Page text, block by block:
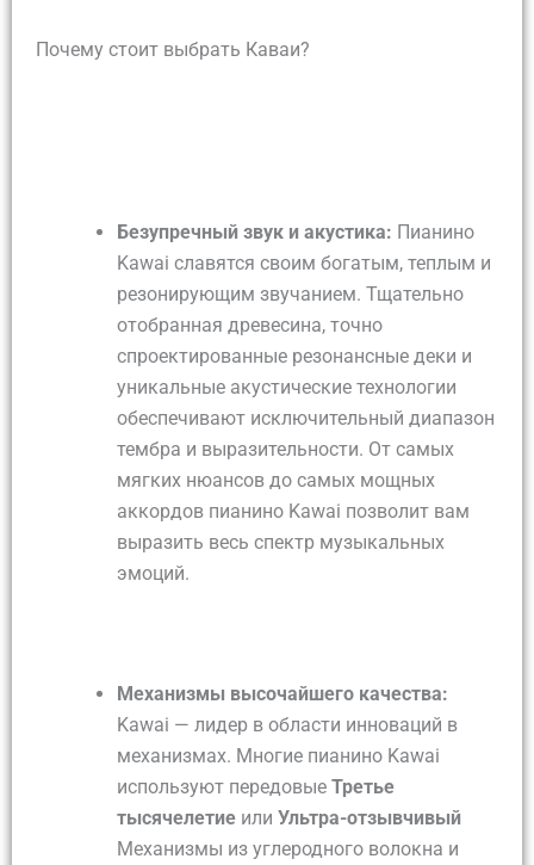
Почему стоит выбрать Каваи?
Безупречный звук и акустика: Пианино
Kawai славятся своим богатым, теплым и
резонирующим звучанием. Тщательно
отобранная древесина, точно
спроектированные резонансные деки и
уникальные акустические технологии
обеспечивают исключительный диапазон
тембра и выразительности. От самых
мягких нюансов до самых мощных
аккордов пианино Kawai позволит вам
выразить весь спектр музыкальных
эмоций.
Механизмы высочайшего качества:
Kawai — лидер в области инноваций в
механизмах. Многие пианино Kawai
используют передовые Третье
тысячелетие или Ультра-отзывчивый
Механизмы из углеродного волокна и